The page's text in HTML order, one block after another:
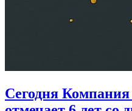
Сегодня